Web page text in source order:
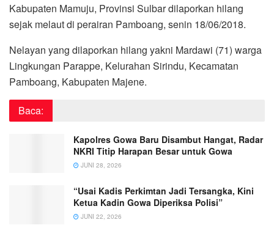
Kabupaten Mamuju, Provinsi Sulbar dilaporkan hilang
sejak melaut di perairan Pamboang, senin 18/06/2018.
Nelayan yang dilaporkan hilang yakni Mardawi (71) warga
Lingkungan Parappe, Kelurahan Sirindu, Kecamatan
Pamboang, Kabupaten Majene.
Baca:
Kapolres Gowa Baru Disambut Hangat, Radar
NKRI Titip Harapan Besar untuk Gowa
JUNI 28, 2026
“Usai Kadis Perkimtan Jadi Tersangka, Kini
Ketua Kadin Gowa Diperiksa Polisi”
JUNI 22, 2026